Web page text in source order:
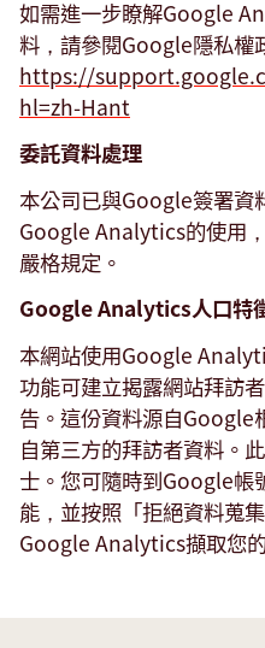
如需進一步瞭解Google
料，請參閱Google隱私權
https://
hl=zh-Hant
委託資料處理
本公司已與Google簽署資
Google Analytics的使用
嚴格規定。
Google Analytics人口特
本網站使用Google
功能可建立揭露網站拜訪
告。這份資料源自Google
自第三方的拜訪者資料。
士。您可隨時到Google帳
能，並按照「拒絕資料蒐
Google Analytics擷取您
Plugins